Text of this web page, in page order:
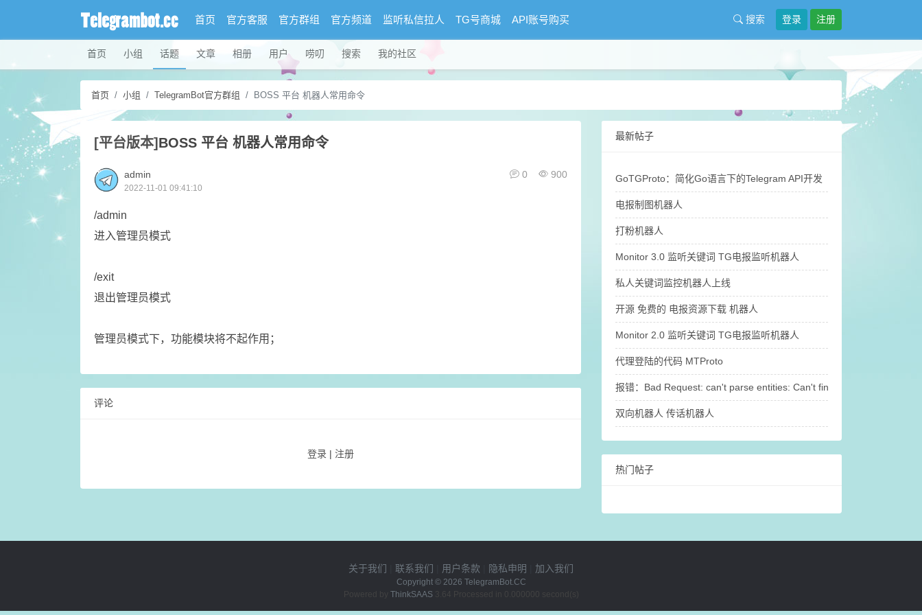
首页 官方客服 官方群组 官方频道 监听私信拉人 TG号商城 API账号购买 搜索 登录 注册
首页 小组 话题 文章 相册 用户 唠叨 搜索 我的社区
首页 小组 TelegramBot官方群组 BOSS 平台 机器人常用命令
[平台版本] BOSS 平台 机器人常用命令
admin
2022-11-01 09:41:10
0 900
/admin
进入管理员模式
/exit
退出管理员模式
管理员模式下，功能模块将不起作用；
评论
登录 | 注册
最新帖子
GoTGProto：简化Go语言下的Telegram API开发
电报制图机器人
打粉机器人
Monitor 3.0 监听关键词 TG电报监听机器人
私人关键词监控机器人上线
开源 免费的 电报资源下载 机器人
Monitor 2.0 监听关键词 TG电报监听机器人
代理登陆的代码 MTProto
报错：Bad Request: can't parse entities: Can't find end of the en
双向机器人 传话机器人
热门帖子
关于我们 联系我们 用户条款 隐私申明 加入我们
Copyright © 2026 TelegramBot.CC
Powered by ThinkSAAS3.64 Processed in 0.000000 second(s)